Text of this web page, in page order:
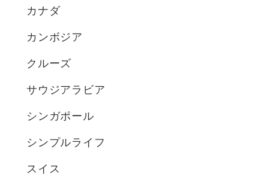
カナダ
カンボジア
クルーズ
サウジアラビア
シンガポール
シンプルライフ
スイス